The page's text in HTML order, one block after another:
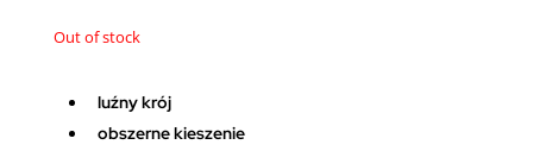
Out of stock
luźny krój
obszerne kieszenie